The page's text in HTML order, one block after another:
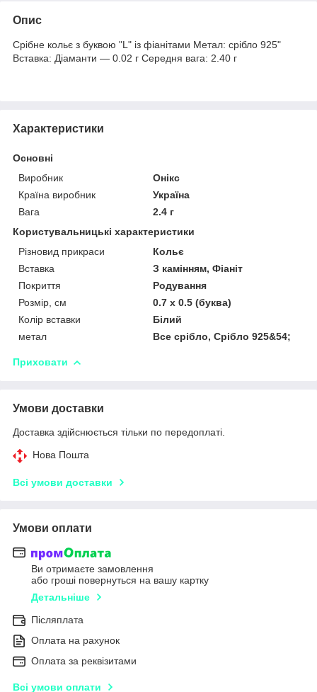
Опис
Срібне кольє з буквою "L" із фіанітами Метал: срібло 925"
Вставка: Діаманти — 0.02 г Середня вага: 2.40 г
Характеристики
Основні
Виробник
Онікс
Країна виробник
Україна
Вага
2.4 г
Користувальницькі характеристики
Різновид прикраси
Кольє
Вставка
З камінням, Фіаніт
Покриття
Родування
Розмір, см
0.7 х 0.5 (буква)
Колір вставки
Білий
метал
Все срібло, Срібло 925&54;
Приховати
Умови доставки
Доставка здійснюється тільки по передоплаті.
Нова Пошта
Всі умови доставки
Умови оплати
Ви отримаєте замовлення
або гроші повернуться на вашу картку
Детальніше
Післяплата
Оплата на рахунок
Оплата за реквізитами
Всі умови оплати